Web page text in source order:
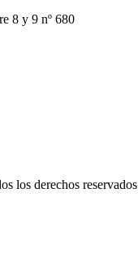
8 y 9 nº 680
los derechos reservados